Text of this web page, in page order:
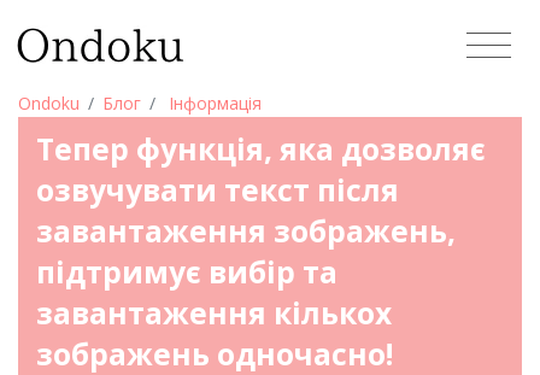
Ondoku Блог Інформація
Тепер функція, яка дозволяє
озвучувати текст після
завантаження зображень,
підтримує вибір та
завантаження кількох
зображень одночасно!